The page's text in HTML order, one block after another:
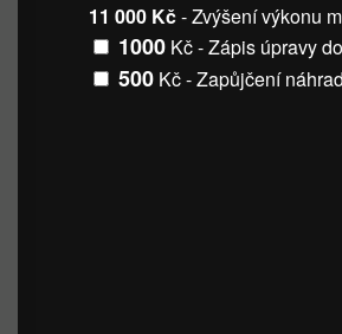
11 000 Kč- Zvýšení výkonu
1000 Kč - Zápis úpravy
500 Kč - Zapůjčení